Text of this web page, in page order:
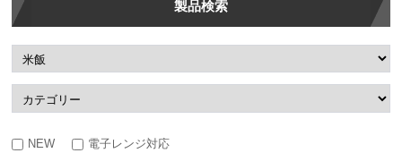
製品検索
NEW 電子レンジ対応